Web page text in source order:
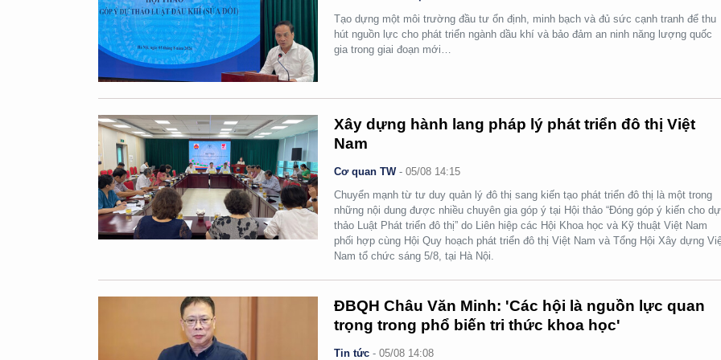
Tạo dựng một môi trường đầu tư ổn định, minh bạch và đủ sức cạnh tranh để thu
hút nguồn lực cho phát triển ngành dầu khí và bảo đảm an ninh năng lượng quốc
gia trong giai đoạn mới…
Xây dựng hành lang pháp lý phát triển đô thị Việt
Nam
Cơ quan TW-05/08 14:15
Chuyển mạnh từ tư duy quản lý đô thị sang kiến tạo phát triển đô thị là một trong
những nội dung được nhiều chuyên gia góp ý tại Hội thảo “Đóng góp ý kiến cho dự
thảo Luật Phát triển đô thị” do Liên hiệp các Hội Khoa học và Kỹ thuật Việt Nam
phối hợp cùng Hội Quy hoạch phát triển đô thị Việt Nam và Tổng Hội Xây dựng
Nam tổ chức sáng 5/8, tại Hà Nội.
ĐBQH Châu Văn Minh: 'Các hội là nguồn lực quan
trọng trong phổ biến tri thức khoa học'
Tin tức -05/08 14:08